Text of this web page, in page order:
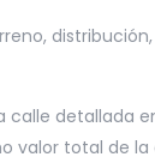
detallada
valor total de la